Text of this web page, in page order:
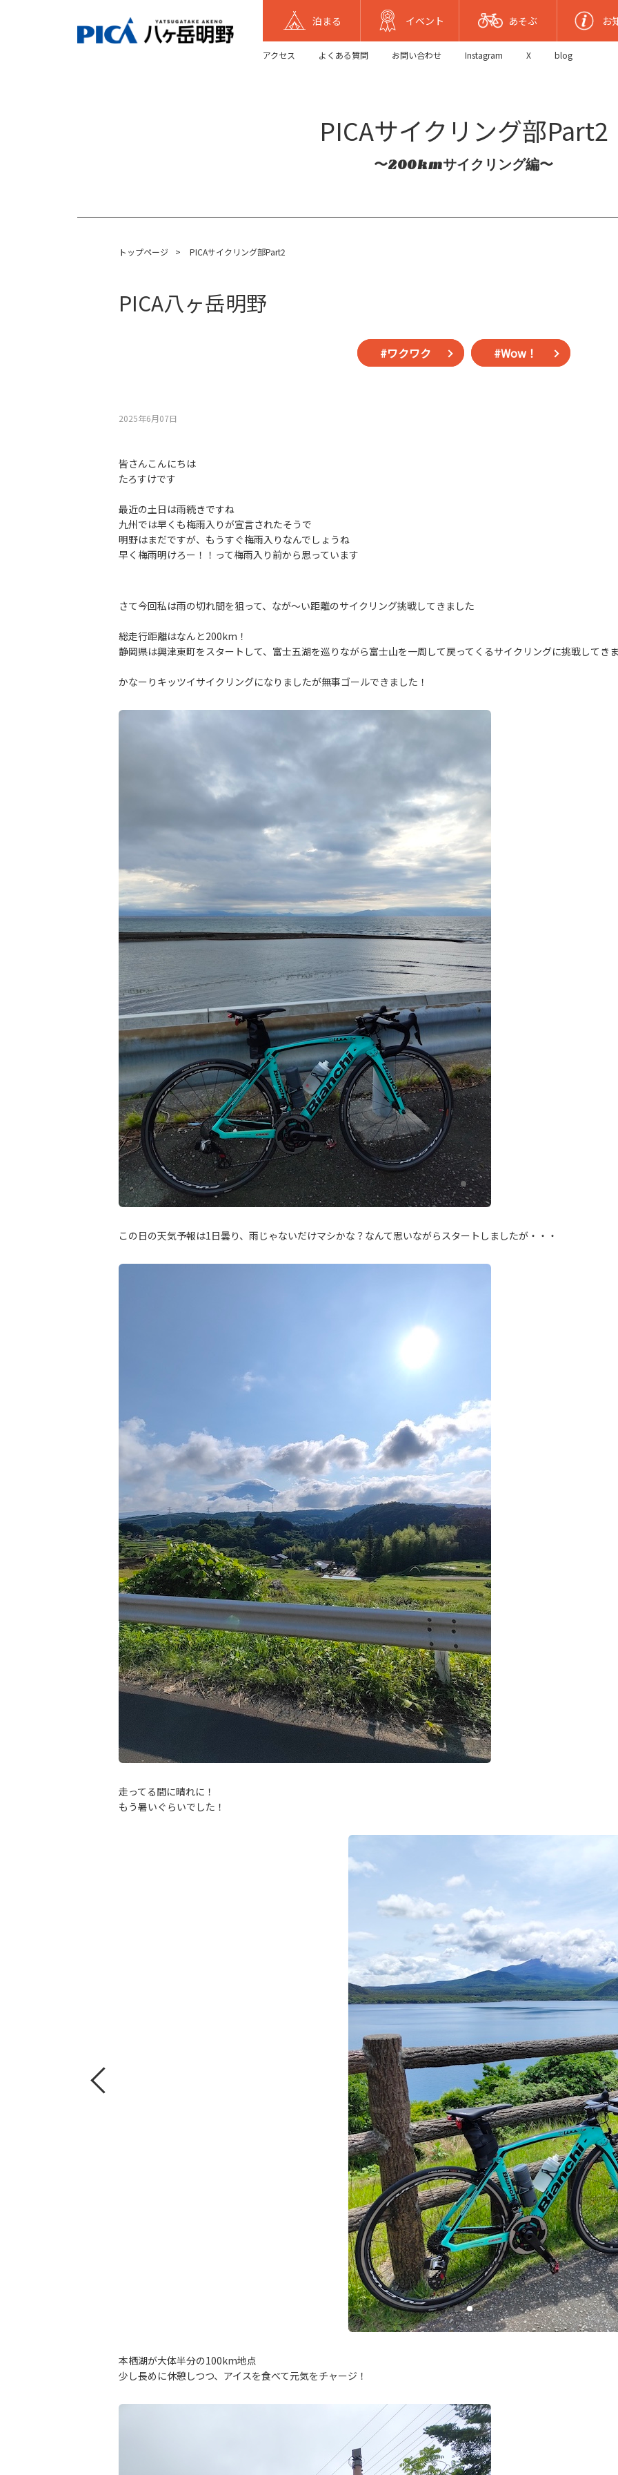
泊まる イベント あそぶ お
アクセス よくある質問 お問い合わせ Instagram X blog
PICAサイクリング部Part2
〜200kmサイクリング編〜
トップページ > PICAサイクリング部Part2
PICA八ヶ岳明野
#ワクワク #Wow！
2025年6月07⽇
皆さんこんにちは
たろすけです
最近の土日は雨続きですね
九州では早くも梅雨入りが宣言されたそうで
明野はまだですが、もうすぐ梅雨入りなんでしょうね
早く梅雨明けろー！！って梅雨入り前から思っています
さて今回私は雨の切れ間を狙って、なが〜い距離のサイクリング挑戦してきました
総走行距離はなんと200km！
静岡県は興津東町をスタートして、富士五湖を巡りながら富士山を一周して戻ってくるサイクリングに挑戦してき
かなーりキッツイサイクリングになりましたが無事ゴールできました！
この日の天気予報は1日曇り、雨じゃないだけマシかな？なんて思いながらスタートしましたが・・・
走ってる間に晴れに！
もう暑いぐらいでした！
本栖湖が大体半分の100km地点
少し長めに休憩しつつ、アイスを食べて元気をチャージ！